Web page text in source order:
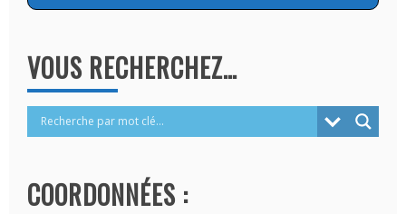
VOUS RECHERCHEZ…
COORDONNÉES :